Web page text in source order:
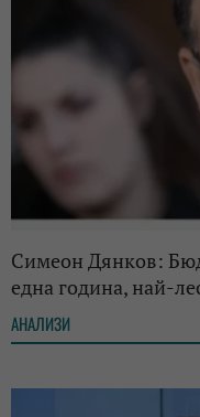
Симеон Дянков:
една година, най-
АНАЛИЗИ